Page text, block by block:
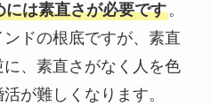
には素直さが必要です。
ドの根底ですが、素直
、素直さがなく人を色
が難しくなります。